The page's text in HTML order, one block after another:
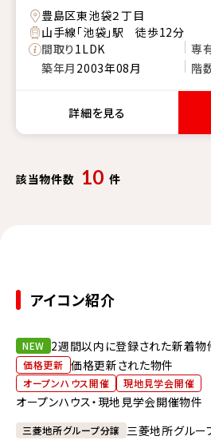
豊島区東池袋２丁目
山手線「池袋」駅 徒歩12分
間取り1LDK 専
築年月 2003年08月 階
詳細を見る
該当物件数 10 件
アイコン紹介
NEW 2週間以内に登録された新着物
価格更新 価格更新された物件
オープンハウス開催 現地見学会開催
オープンハウス・現地見学会開催物件
三菱地所グループ分譲 三菱地所グルー